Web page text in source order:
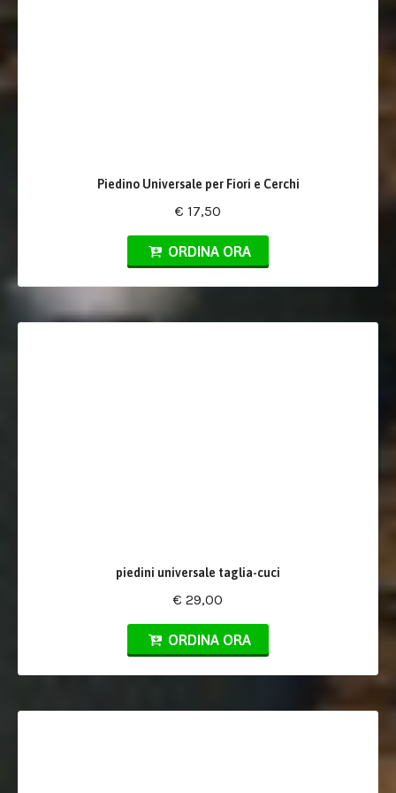
Piedino Universale per Fiori e Cerchi
€ 17,50
ORDINA ORA
piedini universale taglia-cuci
€ 29,00
ORDINA ORA